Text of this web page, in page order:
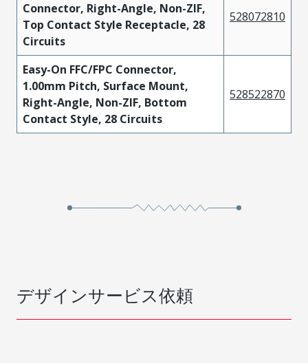
Connector, Right-Angle, Non-ZIF,
Top Contact Style Receptacle, 28
Circuits
528072810
Easy-On FFC/FPC Connector,
1.00mm Pitch, Surface Mount,
Right-Angle, Non-ZIF, Bottom
Contact Style, 28 Circuits
528522870
デザインサービス依頼